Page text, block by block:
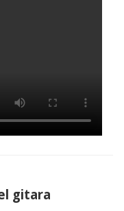
gitara